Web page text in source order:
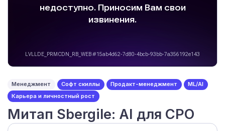
Менеджмент Софт скиллы Продакт-менеджмент
ML/AI
Карьера и личностный рост
Митап Sbergile: AI для CPO